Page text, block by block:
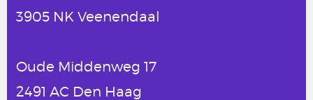
3905 NK Veenendaal
Oude Middenweg 17
2491 AC Den Haag